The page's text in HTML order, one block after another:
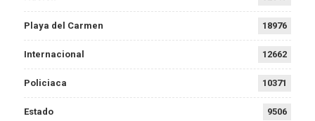
Playa del Carmen 18976
Internacional 12662
Policiaca 10371
Estado 9506